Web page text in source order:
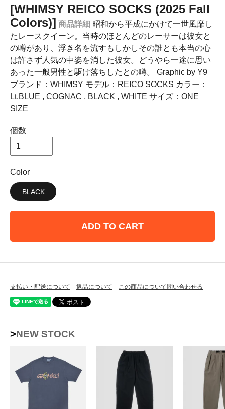
[WHIMSY REICO SOCKS (2025 Fall
Colors)] 商品詳細 昭和から平成にかけて一世風靡し
たレースクイーン。当時のほとんどのレーサーは彼女と
の噂があり、浮き名を流すもしかしその誰とも本当の心
は許さず人気の中姿を消した彼女。どうやら一途に思い
あった一般男性と駆け落ちしたとの噂。 Graphic by Y9
ブランド：WHIMSY モデル：REICO SOCKS カラー：
Lt.BLUE , COGNAC , BLACK , WHITE サイズ：ONE
SIZE
個数
Color
BLACK
ADD TO CART
支払い・配送について 返品について この商品について問い合わせる
>NEW STOCK